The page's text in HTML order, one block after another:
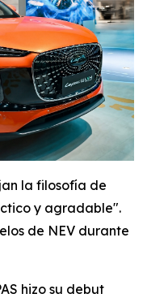
la filosofía de
y agradable".
de NEV durante
hizo su debut